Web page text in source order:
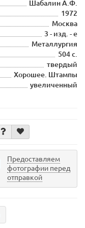
Шабалин А.Ф.
1972
Москва
3 - изд. - е
Металлургия
504 с.
твердый
Хорошее. Штампы
увеличенный
Предоставляем
фотографии перед
отправкой